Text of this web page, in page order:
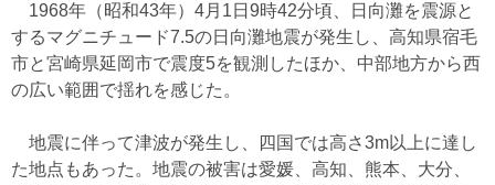
1968年（昭和43年）4月1日9時42分頃、日向灘を震源と
するマグニチュード7.5の日向灘地震が発生し、高知県宿毛
市と宮崎県延岡市で震度5を観測したほか、中部地方から西
の広い範囲で揺れを感じた。
地震に伴って津波が発生し、四国では高さ3m以上に達し
た地点もあった。地震の被害は愛媛、高知、熊本、大分、